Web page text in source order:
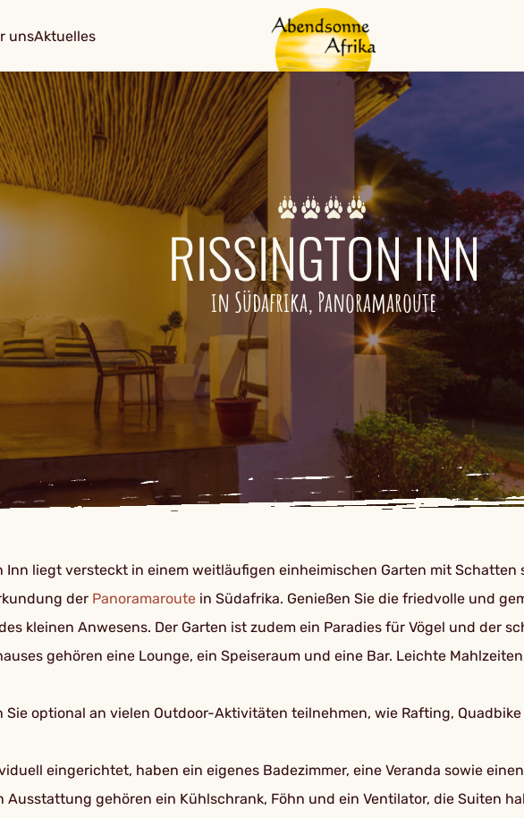
unsAktuelles
RISSINGTON INN
in Südafrika, Panoramaroute
Inn liegt versteckt in einem weitläufigen einheimischen Garten mit
der Panoramaroute in Südafrika. Genießen Sie die friedvolle und
kleinen Anwesens. Der Garten ist zudem ein Paradies für Vögel und der
gehören eine Lounge, ein Speiseraum und eine Bar. Leichte
optional an vielen Outdoor-Aktivitäten teilnehmen, wie Rafting,
eingerichtet, haben ein eigenes Badezimmer, eine Veranda sowie
gehören ein Kühlschrank, Föhn und ein Ventilator, die Suiten